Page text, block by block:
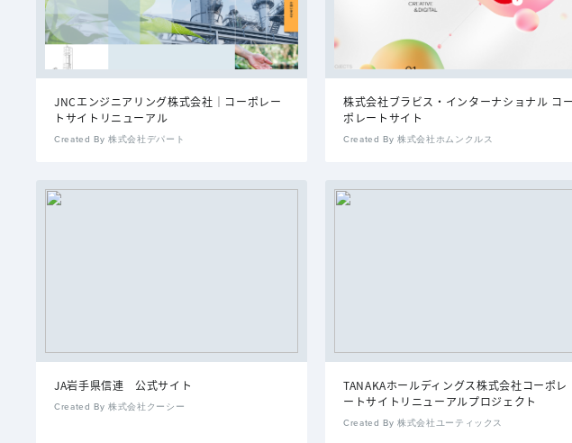
JNCエンジニアリング株式会社｜コーポレー
トサイトリニューアル
Created By 株式会社デパート
株式会社ブラビス・インターナショナル コー
ポレートサイト
Created By 株式会社ホムンクルス
JA岩手県信連 公式サイト
Created By 株式会社クーシー
TANAKAホールディングス株式会社コーポレ
ートサイトリニューアルプロジェクト
Created By 株式会社ユーティックス